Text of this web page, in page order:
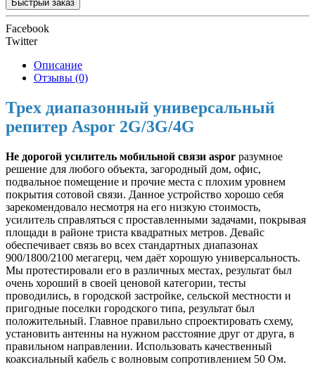
Быстрый заказ
Facebook
Twitter
Описание
Отзывы (0)
Трех диапазонный универсальный
репитер Aspor 2G/3G/4G
Не дорогой усилитель мобильной связи aspor разумное
решение для любого объекта, загородный дом, офис,
подвальное помещение и прочие места с плохим уровнем
покрытия сотовой связи. Данное устройство хорошо себя
зарекомендовало несмотря на его низкую стоимость,
усилитель справляться с проставленными задачами, покрывая
площади в районе триста квадратных метров. Девайс
обеспечивает связь во всех стандартных диапазонах
900/1800/2100 мегагерц, чем даёт хорошую универсальность.
Мы протестировали его в различных местах, результат был
очень хороший в своей ценовой категории, тесты
проводились, в городской застройке, сельской местности и
пригодные поселки городского типа, результат был
положительный. Главное правильно спроектировать схему,
установить антенны на нужном расстояние друг от друга, в
правильном направлении. Использовать качественный
коаксиальный кабель с волновым сопротивлением 50 Ом.